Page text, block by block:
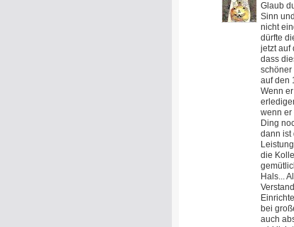
Glaub
Sinn
nicht
dürfte
jetzt auf
dass
schöner
auf den
Wenn
wenn er
Ding
dann ist
die
Hals...
bei
auch